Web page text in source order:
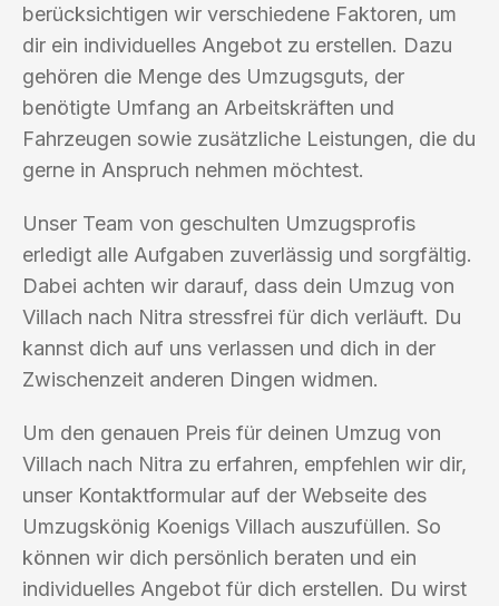
berücksichtigen wir verschiedene Faktoren, um
dir ein individuelles Angebot zu erstellen. Dazu
gehören die Menge des Umzugsguts, der
benötigte Umfang an Arbeitskräften und
Fahrzeugen sowie zusätzliche Leistungen, die du
gerne in Anspruch nehmen möchtest.
Unser Team von geschulten Umzugsprofis
erledigt alle Aufgaben zuverlässig und sorgfältig.
Dabei achten wir darauf, dass dein Umzug von
Villach nach Nitra stressfrei für dich verläuft. Du
kannst dich auf uns verlassen und dich in der
Zwischenzeit anderen Dingen widmen.
Um den genauen Preis für deinen Umzug von
Villach nach Nitra zu erfahren, empfehlen wir dir,
unser Kontaktformular auf der Webseite des
Umzugskönig Koenigs Villach auszufüllen. So
können wir dich persönlich beraten und ein
individuelles Angebot für dich erstellen. Du wirst